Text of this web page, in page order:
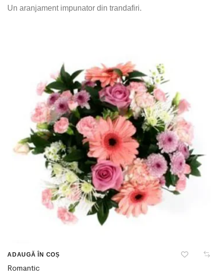
Un aranjament impunator din trandafiri.
ADAUGĂ ÎN COȘ
Romantic